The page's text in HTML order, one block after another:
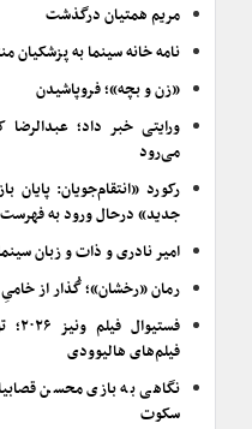
مریم همتیان درگذشت
نامه خانه سینما به
«زن و بچه»؛ فروپاشیدن
ورایتی خبر داد؛
می‌رود
رکورد «انتقام‌جویان:
جدید» درحال ورود به
امیر نادری و ذات و زبان
رمان «رخشان»؛ گُذار از
فیلم‌های هالیوودی
نگاهی به بازی محسن
سکوت